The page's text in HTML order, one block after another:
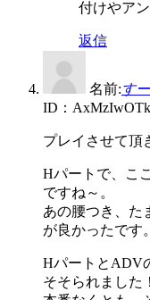
付けやア
返信
名前:す
ID：AxMzIwOTk
プレイさせて頂
Hパートで、こ
ですね～。
あの腰つき、た
が良かったです。
HパートとADV
そそられました！